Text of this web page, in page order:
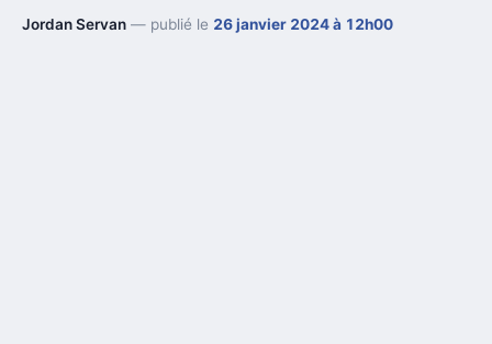
Jordan Servan — publié le 26 janvier 2024 à 12h00